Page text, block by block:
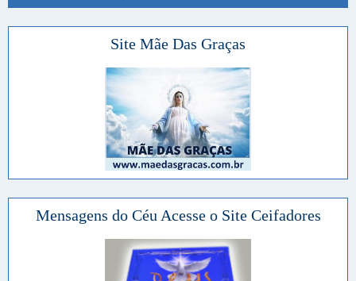
Site Mãe Das Graças
Mensagens do Céu Acesse o Site Ceifadores